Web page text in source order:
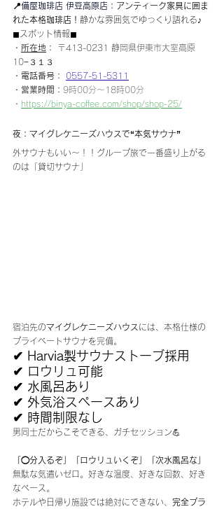
📍備屋珈琲店 伊豆高原店： アンティーク家具に囲ま
れた本格珈琲店！ 静かな雰囲気でゆっくり語れる♪
◼︎スポット情報◼︎
・ 所在地 ： 〒413-0231 静岡県伊東市大室高原
10−３１３
・電話番号： 0557-51-5311
・営業時間： 9時00分～18時00分
・ https://binya-coffee.com/shop/shop-25/
夜：マイグレケニーズハウスで“本気サウナ”
外サウナもいい〜！！グループ旅で一番盛り上がる
のは「貸切サウナ」
宿泊先のマイグレケニーズハウス には、本格仕様の
プライベートサウナを完備。
✔ Harvia製サウナストーブ採用
✔ ロウリュ可能
✔ 水風呂あり
✔ 外気浴スペースあり
✔ 時間制限なし
男同士だからこそできる、ガチセッション💪
「◯分入るぞ」「ロウリュいくぞ」「次水風呂な」
無駄な気遣いゼロ。好きな温度、好きな回数、好き
なペース。
ホテルや日帰り施設では絶対にできない、 完全プラ